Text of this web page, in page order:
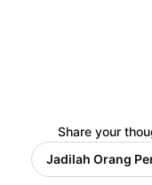
Share your
Jadilah Orang